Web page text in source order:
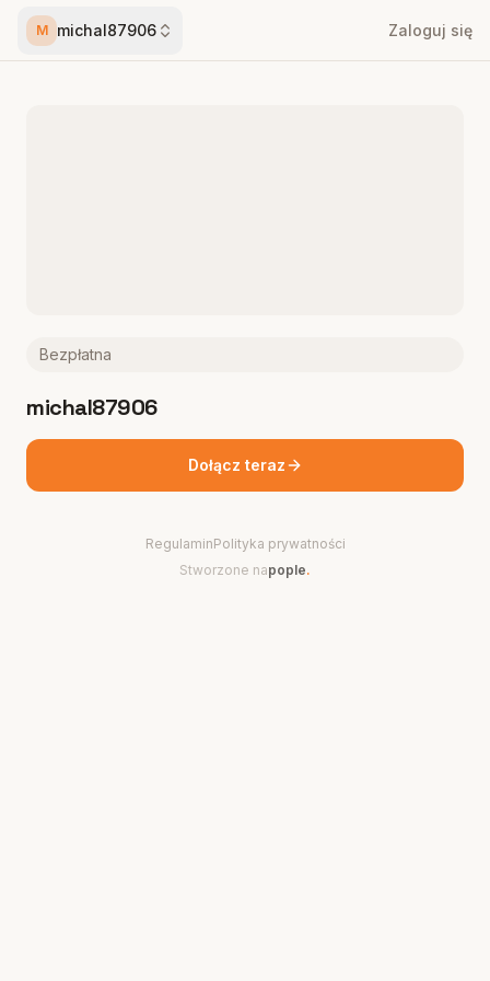
M michal87906 Zaloguj się
Bezpłatna
michal87906
Dołącz teraz
RegulaminPolityka prywatności
Stworzone napople.